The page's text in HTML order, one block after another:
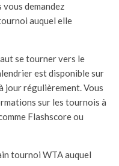
vous demandez
auquel elle
se tourner vers le
est disponible sur
jour régulièrement. Vous
sur les tournois à
Flashscore ou
tournoi WTA auquel